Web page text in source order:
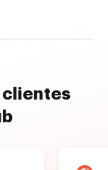
clientes